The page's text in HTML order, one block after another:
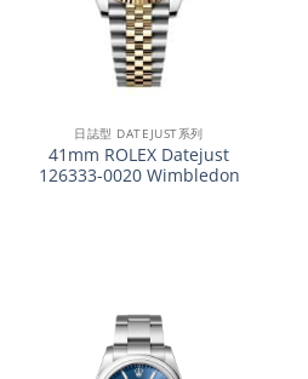
日誌型 DATEJUST系列
41mm ROLEX Datejust
126333-0020 Wimbledon